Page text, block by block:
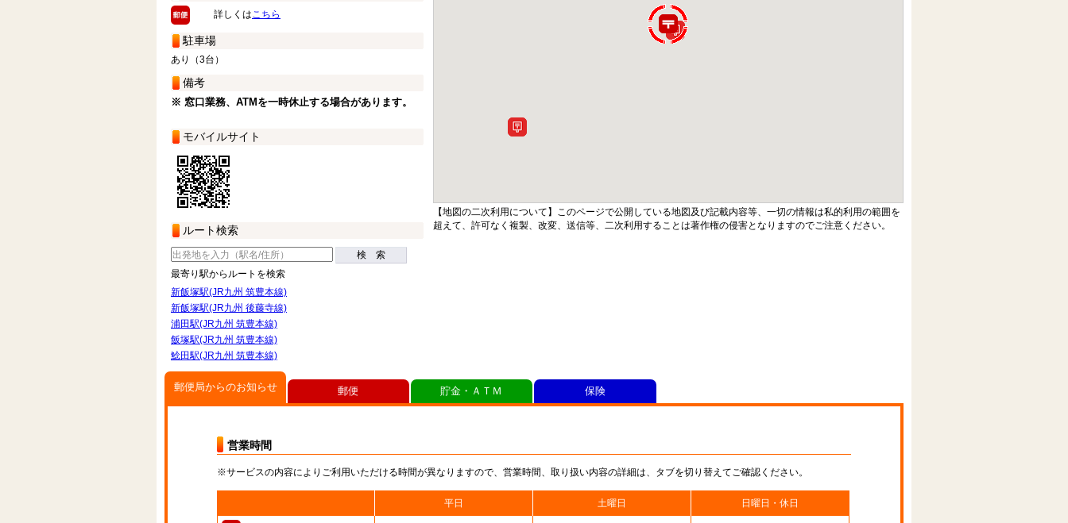
詳しくはこちら
駐車場
あり（3台）
備考
※ 窓口業務、ATMを一時休止する場合があります。
モバイルサイト
ルート検索
検 索
最寄り駅からルートを検索
新飯塚駅(JR九州 筑豊本線)
新飯塚駅(JR九州 後藤寺線)
浦田駅(JR九州 筑豊本線)
飯塚駅(JR九州 筑豊本線)
鯰田駅(JR九州 筑豊本線)
【地図の二次利用について】このページで公開している地図及び記載内容等、一切の情報は私的利用の範囲を
超えて、許可なく複製、改変、送信等、二次利用することは著作権の侵害となりますのでご注意ください。
郵便局からのお知らせ
営業時間
※サービスの内容によりご利用いただける時間が異なりますので、営業時間、取り扱い内容の詳細は、タブを切り替えてご確認ください。
平日 土曜日 日曜日・休日
郵便 貯金・ＡＴＭ 保険